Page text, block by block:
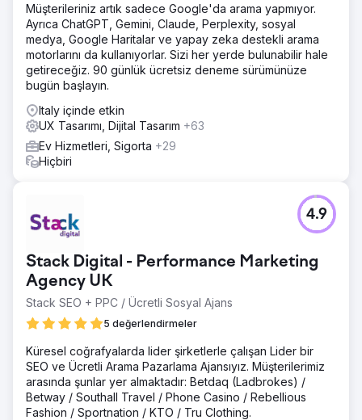
Müşterileriniz artık sadece Google'da arama yapmıyor.
Ayrıca ChatGPT, Gemini, Claude, Perplexity, sosyal
medya, Google Haritalar ve yapay zeka destekli arama
motorlarını da kullanıyorlar. Sizi her yerde bulunabilir hale
getireceğiz. 90 günlük ücretsiz deneme sürümünüze
bugün başlayın.
Italy içinde etkin
UX Tasarımı, Dijital Tasarım +63
Ev Hizmetleri, Sigorta +29
Hiçbiri
Stack Digital - Performance Marketing
Agency UK
Stack SEO + PPC / Ücretli Sosyal Ajans
5 değerlendirmeler
4.9
Küresel coğrafyalarda lider şirketlerle çalışan Lider bir
SEO ve Ücretli Arama Pazarlama Ajansıyız. Müşterilerimiz
arasında şunlar yer almaktadır: Betdaq (Ladbrokes) /
Betway / Southall Travel / Phone Casino / Rebellious
Fashion / Sportnation / KTO / Tru Clothing.